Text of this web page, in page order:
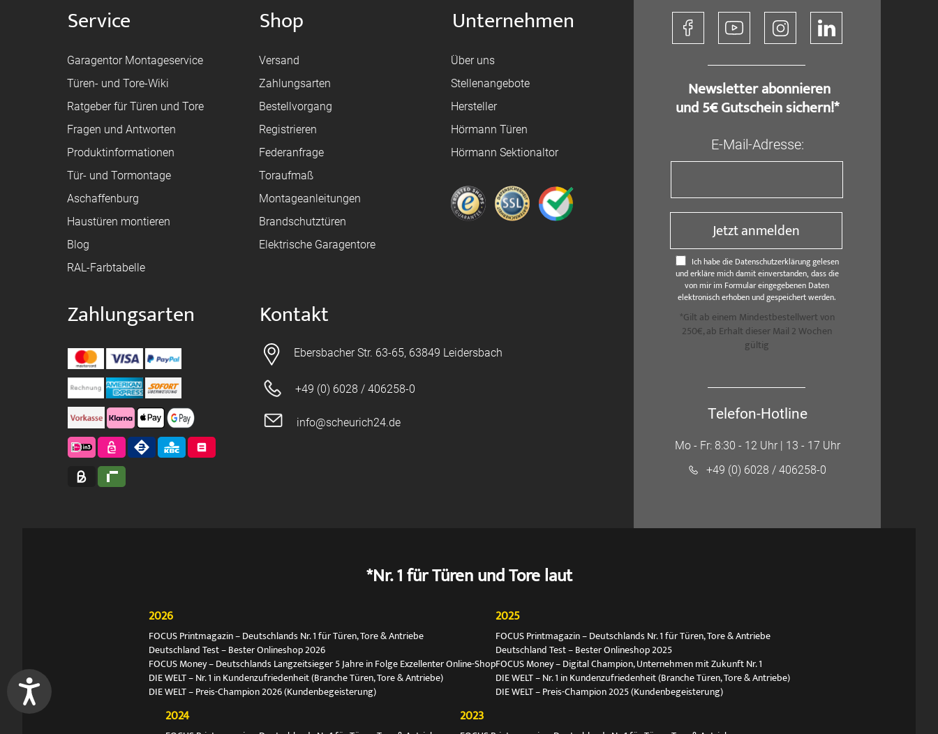
Service
Garagentor Montageservice
Türen- und Tore-Wiki
Ratgeber für Türen und Tore
Fragen und Antworten
Produktinformationen
Tür- und Tormontage
Aschaffenburg
Haustüren montieren
Blog
RAL-Farbtabelle
Shop
Versand
Zahlungsarten
Bestellvorgang
Registrieren
Federanfrage
Toraufmaß
Montageanleitungen
Brandschutztüren
Elektrische Garagentore
Unternehmen
Über uns
Stellenangebote
Hersteller
Hörmann Türen
Hörmann Sektionaltor
Zahlungsarten Kontakt
Ebersbacher Str. 63-65, 63849 Leidersbach
+49 (0) 6028 / 406258-0
info@scheurich24.de
​ Newsletter abonnieren
und 5€ Gutschein sichern!*
E-Mail-Adresse:
Jetzt anmelden
Ich habe die Datenschutzerklärung gelesen
und erkläre mich damit einverstanden, dass die
von mir im Formular eingegebenen Daten
elektronisch erhoben und gespeichert werden.
*Gilt ab einem Mindestbestellwert von
250€, ab Erhalt dieser Mail 2 Wochen
gültig
Telefon-Hotline
Mo - Fr: 8:30 - 12 Uhr | 13 - 17 Uhr
+49 (0) 6028 / 406258-0
*Nr. 1 für Türen und Tore laut
2026
FOCUS Printmagazin – Deutschlands Nr. 1 für Türen, Tore & Antriebe
Deutschland Test – Bester Onlineshop 2026
FOCUS Money – Deutschlands Langzeitsieger 5 Jahre in Folge Exzellenter Online-Shop
DIE WELT – Nr. 1 in Kundenzufriedenheit (Branche Türen, Tore & Antriebe)
DIE WELT – Preis-Champion 2026 (Kundenbegeisterung)
2025
FOCUS Printmagazin – Deutschlands Nr. 1 für Türen, Tore & Antriebe
Deutschland Test – Bester Onlineshop 2025
FOCUS Money – Digital Champion, Unternehmen mit Zukunft Nr. 1
DIE WELT – Nr. 1 in Kundenzufriedenheit (Branche Türen, Tore & Antriebe)
DIE WELT – Preis-Champion 2025 (Kundenbegeisterung)
2024 2023